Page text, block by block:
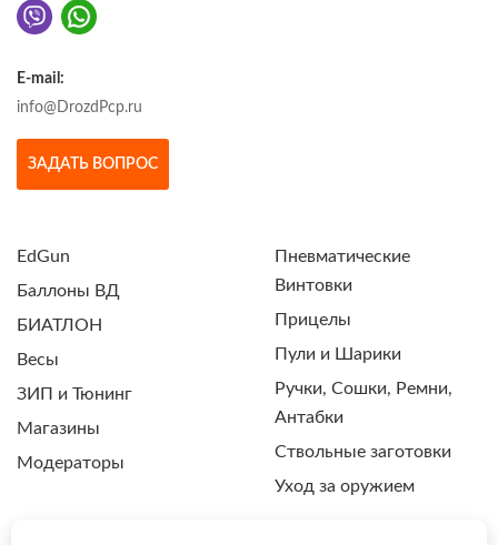
E-mail:
info@DrozdPcp.ru
ЗАДАТЬ ВОПРОС
EdGun
Баллоны ВД
БИАТЛОН
Весы
ЗИП и Тюнинг
Магазины
Модераторы
Пневматические
Винтовки
Прицелы
Пули и Шарики
Ручки, Сошки, Ремни,
Антабки
Ствольные заготовки
Уход за оружием